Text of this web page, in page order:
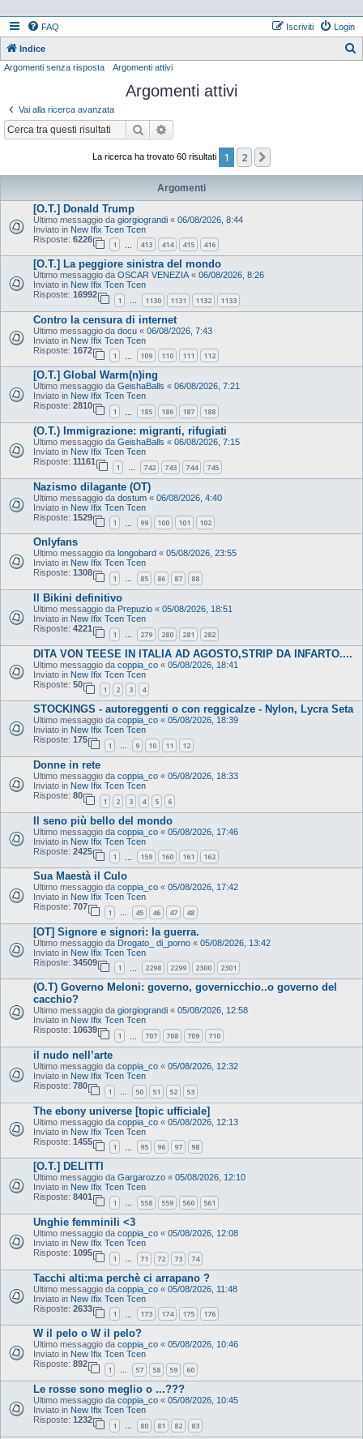
FAQ Login
Iscriviti
Indice
Argomenti senza risposta Argomenti attivi
Argomenti attivi
Vai alla ricerca avanzata
Cerca
La ricerca ha trovato 60 risultati 1 2
Argomenti
[O.T.] Donald Trump
Ultimo messaggio da giorgiograndi « 06/08/2026, 8:44
Inviato in New Ifix Tcen Tcen
Risposte: 6226
1 413 414 415 416
[O.T.] La peggiore sinistra del mondo
Ultimo messaggio da OSCAR VENEZIA « 06/08/2026, 8:26
Inviato in New Ifix Tcen Tcen
Risposte: 16992
1 … 1130 1131 1132 1133
Contro la censura di internet
Ultimo messaggio da docu « 06/08/2026, 7:43
Inviato in New Ifix Tcen Tcen
Risposte: 1672
1 109 110 111 112
[O.T.] Global Warm(n)ing
Ultimo messaggio da GeishaBalls « 06/08/2026, 7:21
Inviato in New Ifix Tcen Tcen
Risposte: 2810
1 185 186 187 188
(O.T.) Immigrazione: migranti, rifugiati
Ultimo messaggio da GeishaBalls « 06/08/2026, 7:15
Inviato in New Ifix Tcen Tcen
Risposte: 11161
1 … 742 743 744 745
Nazismo dilagante (OT)
Ultimo messaggio da dostum « 06/08/2026, 4:40
Inviato in New Ifix Tcen Tcen
Risposte: 1529
1 99 100 101 102
Onlyfans
Ultimo messaggio da longobard « 05/08/2026, 23:55
Inviato in New Ifix Tcen Tcen
Risposte: 1308
1 … 85 86 87 88
Il Bikini definitivo
Ultimo messaggio da Prepuzio « 05/08/2026, 18:51
Inviato in New Ifix Tcen Tcen
Risposte: 4221
1 … 279 280 281 282
DITA VON TEESE IN ITALIA AD AGOSTO,STRIP DA INFARTO....
Ultimo messaggio da coppia_co « 05/08/2026, 18:41
Inviato in New Ifix Tcen Tcen
Risposte: 50
1 2 3 4
STOCKINGS - autoreggenti o con reggicalze - Nylon, Lycra Seta
Ultimo messaggio da coppia_co « 05/08/2026, 18:39
Inviato in New Ifix Tcen Tcen
Risposte: 175
1 … 9 10 11 12
Donne in rete
Ultimo messaggio da coppia_co « 05/08/2026, 18:33
Inviato in New Ifix Tcen Tcen
Risposte: 80
1 2 3 4 5 6
Il seno più bello del mondo
Ultimo messaggio da coppia_co « 05/08/2026, 17:46
Inviato in New Ifix Tcen Tcen
Risposte: 2425
1 159 160 161 162
Sua Maestà il Culo
Ultimo messaggio da coppia_co « 05/08/2026, 17:42
Inviato in New Ifix Tcen Tcen
Risposte: 707
1 … 45 46 47 48
[OT] Signore e signori: la guerra.
Ultimo messaggio da Drogato_ di_porno « 05/08/2026, 13:42
Inviato in New Ifix Tcen Tcen
Risposte: 34509
1 2298 2299 2300 2301
(O.T) Governo Meloni: governo, governicchio..o governo del
cacchio?
Ultimo messaggio da giorgiograndi « 05/08/2026, 12:58
Inviato in New Ifix Tcen Tcen
Risposte: 10639
1 707 708 709 710
il nudo nell’arte
Ultimo messaggio da coppia_co « 05/08/2026, 12:32
Inviato in New Ifix Tcen Tcen
Risposte: 780
1 … 50 51 52 53
The ebony universe [topic ufficiale]
Ultimo messaggio da coppia_co « 05/08/2026, 12:13
Inviato in New Ifix Tcen Tcen
Risposte: 1455
1 95 96 97 98
[O.T.] DELITTI
Ultimo messaggio da Gargarozzo « 05/08/2026, 12:10
Inviato in New Ifix Tcen Tcen
Risposte: 8401
1 … 558 559 560 561
Unghie femminili <3
Ultimo messaggio da coppia_co « 05/08/2026, 12:08
Inviato in New Ifix Tcen Tcen
Risposte: 1095
1 … 71 72 73 74
Tacchi alti:ma perchè ci arrapano ?
Ultimo messaggio da coppia_co « 05/08/2026, 11:48
Inviato in New Ifix Tcen Tcen
Risposte: 2633
1 173 174 175 176
W il pelo o W il pelo?
Ultimo messaggio da coppia_co « 05/08/2026, 10:46
Inviato in New Ifix Tcen Tcen
Risposte: 892
1 … 57 58 59 60
Le rosse sono meglio o ...???
Ultimo messaggio da coppia_co « 05/08/2026, 10:45
Inviato in New Ifix Tcen Tcen
Risposte: 1232
1 … 80 81 82 83